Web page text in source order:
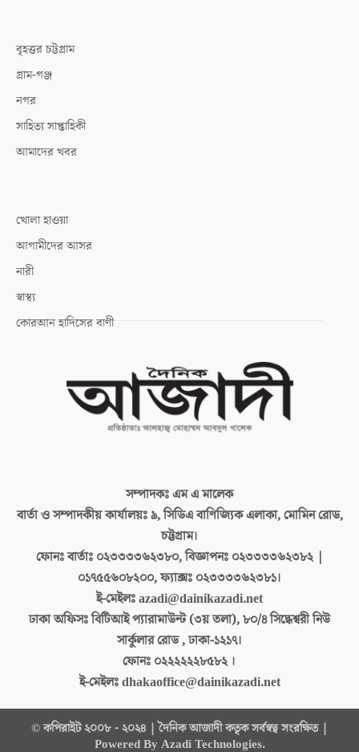
বৃহত্তর চট্টগ্রাম
গ্রাম-গঞ্জ
নগর
সাহিত্য সাপ্তাহিকী
আমাদের খবর
খোলা হাওয়া
আগামীদের আসর
নারী
স্বাস্থ্য
কোরআন হাদিসের বাণী
সম্পাদকঃএম এ মালেক
বার্তা ও সম্পাদকীয় কার্যালয়ঃ৯, সিডিএ বাণিজ্যিক এলাকা, মোমিন রোড,
চট্টগ্রাম।
ফোনঃ বার্তাঃ ০২৩৩৩৩৬২৩৮০, বিজ্ঞাপনঃ ০২৩৩৩৩৬২৩৮২ |
০১৭৫৫৬০৮২০০, ফ্যাক্সঃ ০২৩৩৩৩৬২৩৮১।
ই-মেইলঃazadi@dainikazadi.net
ঢাকা অফিসঃবিটিআই প্যারামাউন্ট (৩য় তলা), ৮০/৪ সিদ্ধেশ্বরী নিউ
সার্কুলার রোড , ঢাকা-১২১৭।
ফোনঃ ০২২২২২২৮৫৮২ ।
ই-মেইলঃdhakaoffice@dainikazadi.net
© কপিরাইট ২০০৮ - ২০২৪ | দৈনিক আজাদী কতৃক সর্বস্বত্ব সংরক্ষিত |
Powered By Azadi Technologies.